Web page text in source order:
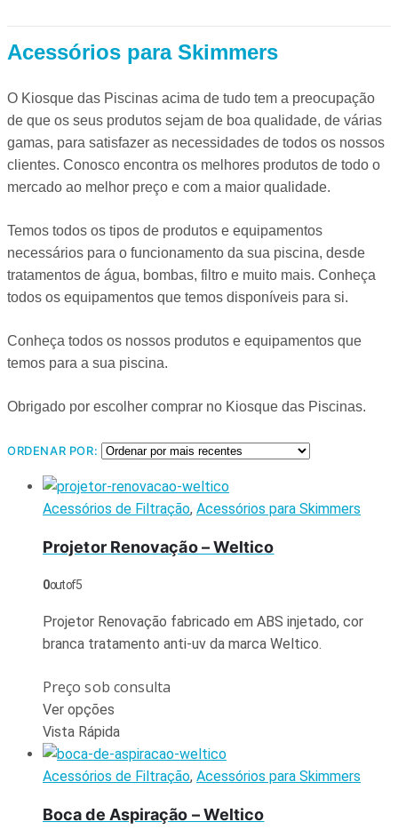
Acessórios para Skimmers
O Kiosque das Piscinas acima de tudo tem a preocupação
de que os seus produtos sejam de boa qualidade, de várias
gamas, para satisfazer as necessidades de todos os nossos
clientes. Conosco encontra os melhores produtos de todo o
mercado ao melhor preço e com a maior qualidade.
Temos todos os tipos de produtos e equipamentos
necessários para o funcionamento da sua piscina, desde
tratamentos de água, bombas, filtro e muito mais. Conheça
todos os equipamentos que temos disponíveis para si.
Conheça todos os nossos produtos e equipamentos que
temos para a sua piscina.
Obrigado por escolher comprar no Kiosque das Piscinas.
ORDENAR POR:
Acessórios de Filtração, Acessórios para Skimmers
Projetor Renovação – Weltico
0out of 5
Projetor Renovação fabricado em ABS injetado, cor
branca tratamento anti-uv da marca Weltico.
Preço sob consulta
Ver opções
Vista Rápida
Acessórios de Filtração, Acessórios para Skimmers
Boca de Aspiração – Weltico